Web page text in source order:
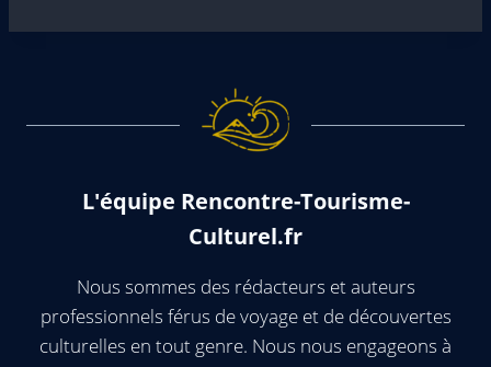
L'équipe Rencontre-Tourisme-
Culturel.fr
Nous sommes des rédacteurs et auteurs
professionnels férus de voyage et de découvertes
culturelles en tout genre. Nous nous engageons à